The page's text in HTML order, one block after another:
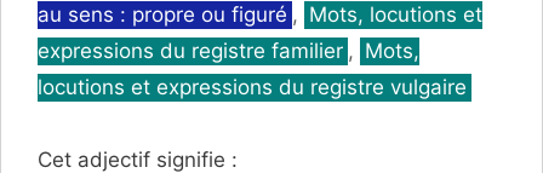
au sens : propre ou figuré , Mots, locutions et
expressions du registre familier , Mots,
locutions et expressions du registre vulgaire
Cet adjectif signifie :